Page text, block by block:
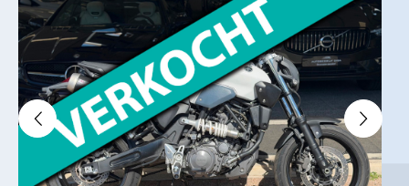
DIENSTEN
WERKPLAATS
OVER ONS